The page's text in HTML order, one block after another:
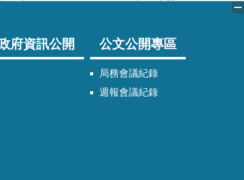
府資訊公開 公文公開專區
局務會議紀錄
週報會議紀錄